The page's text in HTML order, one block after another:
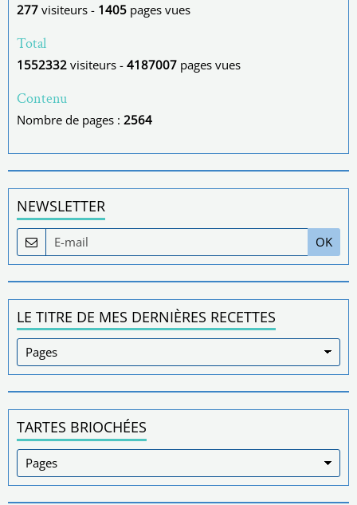
277 visiteurs - 1405 pages vues
Total
1552332 visiteurs - 4187007 pages vues
Contenu
Nombre de pages : 2564
NEWSLETTER
OK
LE TITRE DE MES DERNIÈRES RECETTES
TARTES BRIOCHÉES